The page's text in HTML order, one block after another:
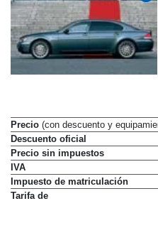
Precio (con descuento y
Descuento oficial
Precio sin impuestos
IVA
Impuesto de matriculación
Tarifa de